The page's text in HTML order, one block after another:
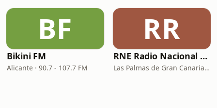
BF
Bikini FM
Alicante · 90.7 - 107.7 FM
RR
RNE Radio Nacional - Canarias
Las Palmas de Gran Canaria · 92.8 FM